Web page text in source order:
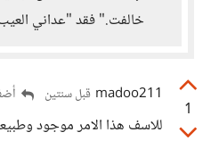
خالفت." فقد "عداني
1
madoo211 قبل سنتين
للاسف هذا الامر موجود